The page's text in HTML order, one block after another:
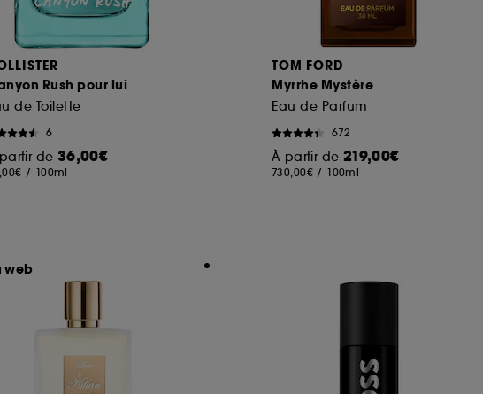
Rush pour lui
de Toilette
6
de 36,00€
/ 100ml
TOM FORD
Myrrhe Mystère
Eau de Parfum
672
À partir de 219,00€
730,00€ / 100ml
web